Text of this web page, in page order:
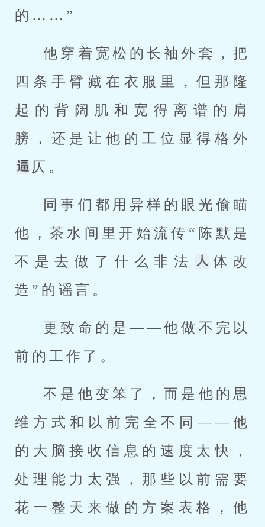
的……”
他穿着宽松的长袖外套，把
四条手臂藏在衣服里，但那隆
起的背阔肌和宽得离谱的肩
膀，还是让他的工位显得格外
仄。
同事们都用异样的眼光偷瞄
他，茶水间里开始流传“陈默是
不是去做了什么非法
体改
造”的谣言。
更致命的是——他做不完以
前的工作了。
不是他变笨了，而是他的思
维方式和以前完全不同——他
的大脑接收信息的速度太快，
处理能力太强，那些以前需要
花一整天来做的方案表格，他